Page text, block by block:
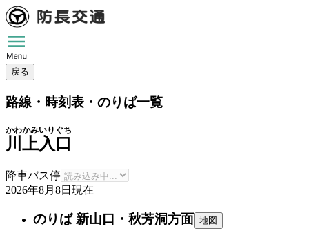
戻る
路線・時刻表・のりば一覧
川上入口
かわかみいりぐち
降車バス停
2026年8月8日 現在
のりば 新山口・秋芳洞方面 地図